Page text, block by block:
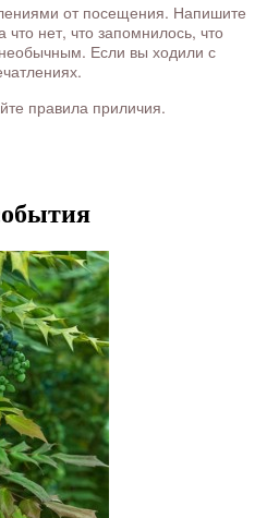
от посещения. Напишите
нет, что запомнилось, что
Если вы ходили с
правила приличия.